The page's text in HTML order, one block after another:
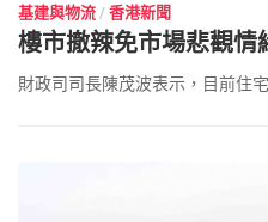
基建與物流 / 香港新聞
樓市撤辣免市場悲觀情
財政司司長陳茂波表示，目前住